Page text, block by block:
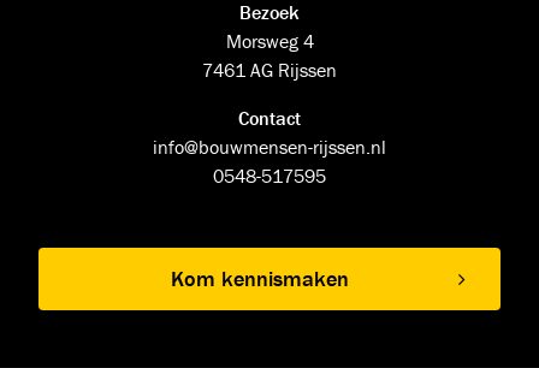
Bezoek
Morsweg 4
7461 AG Rijssen
Contact
info@bouwmensen-rijssen.nl
0548-517595
Kom kennismaken